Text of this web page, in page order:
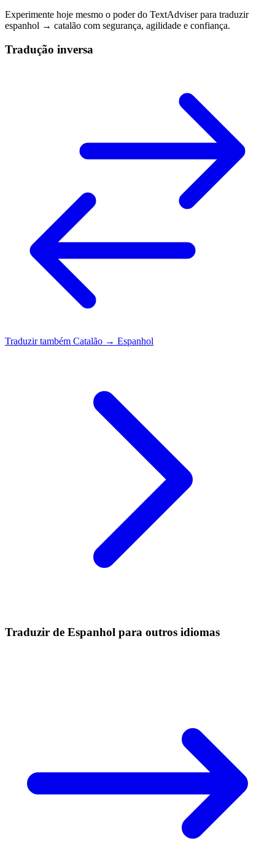
Experimente hoje mesmo o poder do TextAdviser para traduzir
espanhol → catalão com segurança, agilidade e confiança.
Tradução inversa
Traduzir também Catalão → Espanhol
Traduzir de Espanhol para outros idiomas